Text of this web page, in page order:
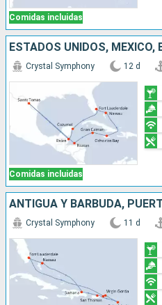
Comidas incluidas
Comidas incluidas
Crystal Symphony 12 d
Crystal Symphony 11 d